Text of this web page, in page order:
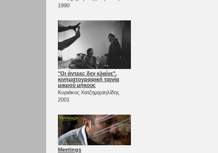
1990
"Οι άντρες δεν κλαίνε",
κινηματογραφική ταινία
μικρού μήκους
Κυριάκος Χατζημιχαηλίδης
2001
Meetings